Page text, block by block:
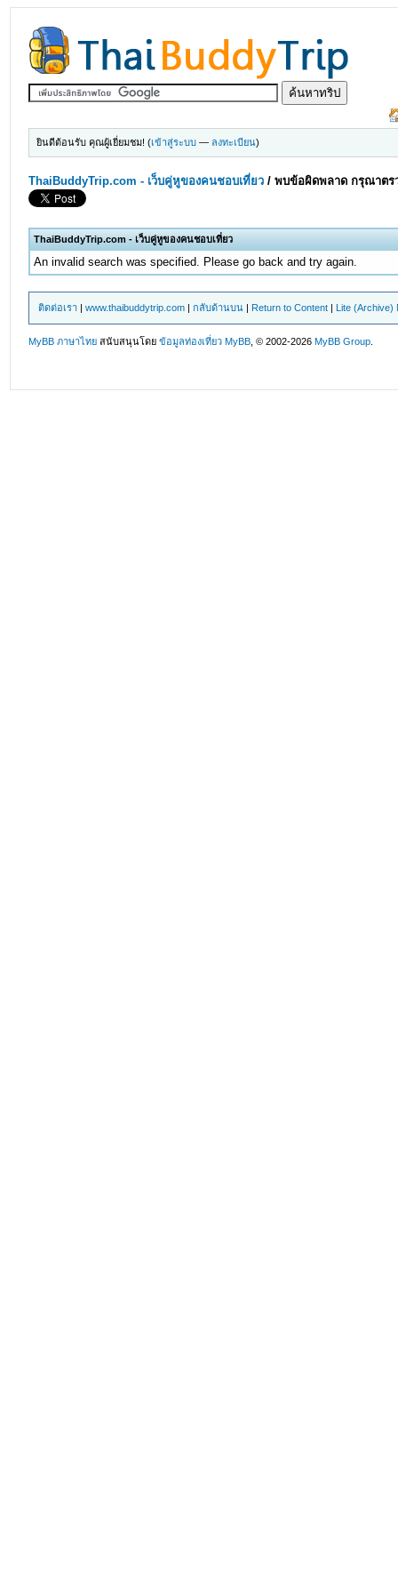
ยินดีต้อนรับ คุณผู้เยี่ยมชม! (เข้าสู่ระบบ — ลงทะเบียน)
ThaiBuddyTrip.com - เว็บคู่หูของคนชอบเที่ยว /พบข้อผิดพลาด กรุณาตร
ThaiBuddyTrip.com - เว็บคู่หูของคนชอบเที่ยว
An invalid search was specified. Please go back and try again.
ติดต่อเรา |www.thaibuddytrip.com |กลับด้านบน | Return to Content | Lite (Archive)
MyBB ภาษาไทย สนับสนุนโดยข้อมูลท่องเที่ยว MyBB , © 2002-2026MyBB Group